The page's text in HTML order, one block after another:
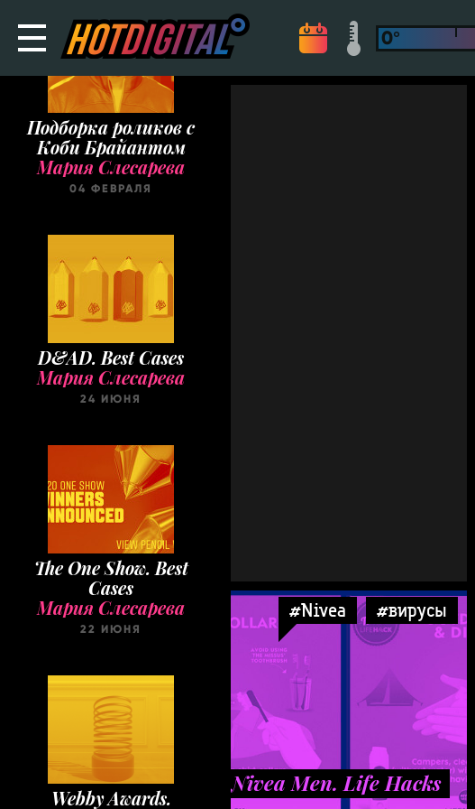
Подборка роликов с
Коби Брайантом
Мария Слесарева
04 ФЕВРАЛЯ
D&AD. Best Cases
Мария Слесарева
24 ИЮНЯ
The One Show. Best
Cases
Мария Слесарева
22 ИЮНЯ
Webby Awards.
#Nivea #вирусы
Nivea Men. Life Hacks